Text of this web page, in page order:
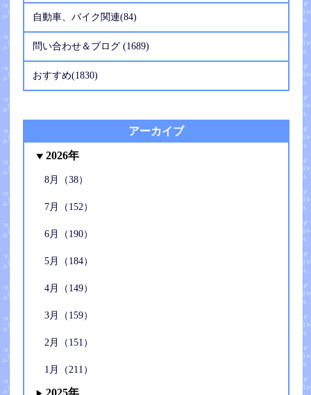
自動車、バイク関連(84)
問い合わせ＆ブログ (1689)
おすすめ(1830)
アーカイブ
2026年
8月（38）
7月（152）
6月（190）
5月（184）
4月（149）
3月（159）
2月（151）
1月（211）
2025年